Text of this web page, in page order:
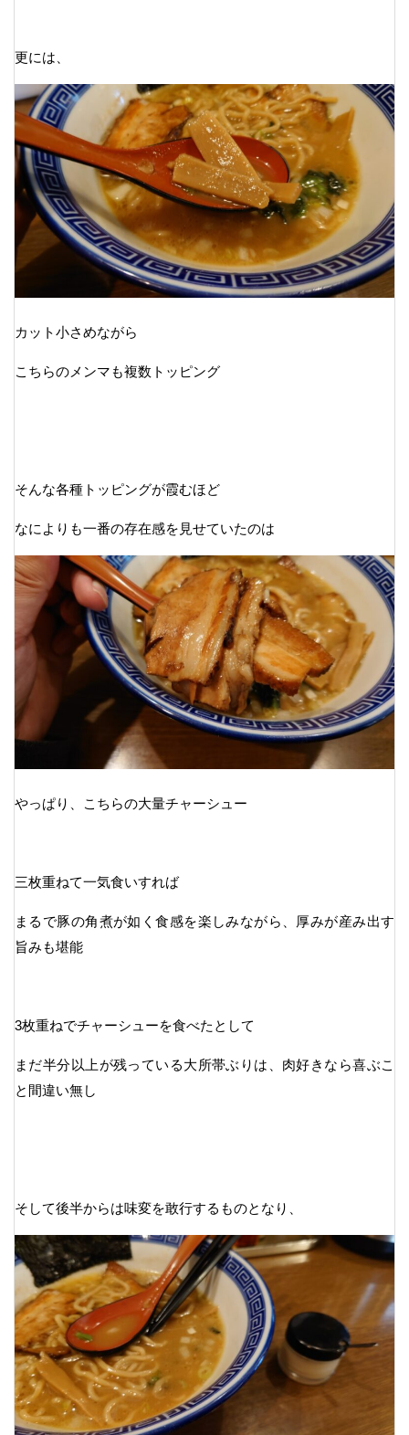
更には、
カット小さめながら
こちらのメンマも複数トッピング
そんな各種トッピングが霞むほど
なによりも一番の存在感を見せていたのは
やっぱり、こちらの大量チャーシュー
三枚重ねて一気食いすれば
まるで豚の角煮が如く食感を楽しみながら、厚みが産み出す
旨みも堪能
3枚重ねでチャーシューを食べたとして
まだ半分以上が残っている大所帯ぶりは、肉好きなら喜ぶこ
と間違い無し
そして後半からは味変を敢行するものとなり、